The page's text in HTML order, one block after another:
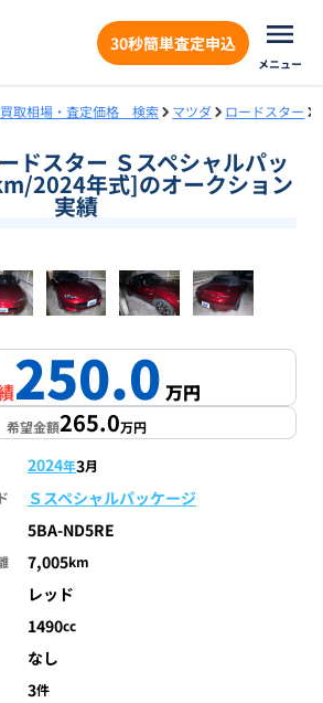
30秒簡単査定申込
メニュー
取相場・査定価格 検索 マツダ ロードスター
ドスター Ｓスペシャルパッ
2024年式]のオークション
実績
1/17
250.0万円
希望金額265.0万円
2024年3月
Ｓスペシャルパッケージ
5BA-ND5RE
7,005km
レッド
1490cc
なし
3件